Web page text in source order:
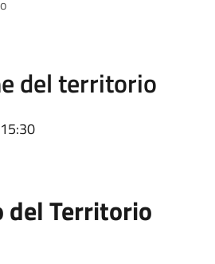
del territorio
del Territorio